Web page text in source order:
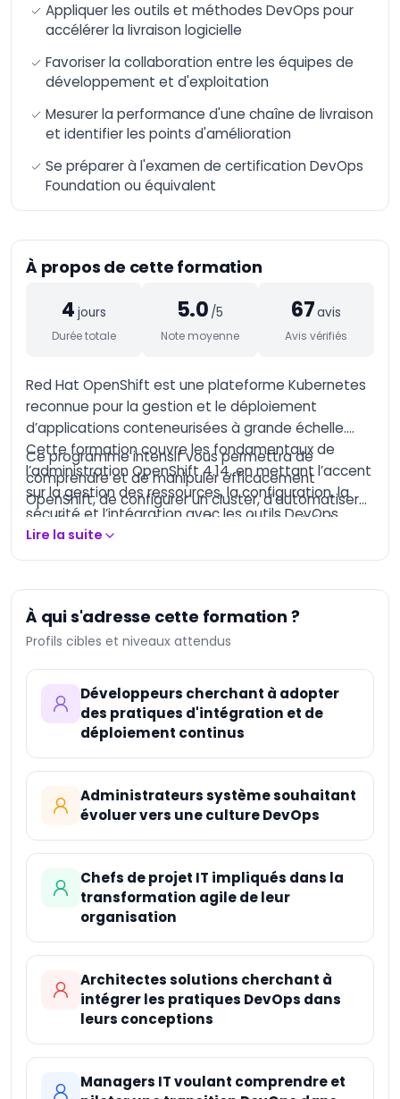
AI-Augmented HR
Manager
Finance Manager
AI-Augmented Supply
Software Engineer
AI-Augmented Project
AI-Augmented
AI-Augmented
Creative Manager
AI-Augmented Trainer
AI-Augmented HQSE
Manager
Databricks Certified
Machine Learning
Databricks Certified
Machine Learning
Professional
Appliquer les outils et méthodes DevOps pour
accélérer la livraison logicielle
Favoriser la collaboration entre les équipes de
développement et d'exploitation
Mesurer la performance d'une chaîne de livraison
et identifier les points d'amélioration
Se préparer à l'examen de certification DevOps
Foundation ou équivalent
À propos de cette formation
4 jours
Durée totale
5.0 /5
Note moyenne
67avis
Avis vérifiés
Red Hat OpenShift est une plateforme Kubernetes
reconnue pour la gestion et le déploiement
d’applications conteneurisées à grande échelle.
Cette formation couvre les fondamentaux de
l’administration OpenShift 4.14, en mettant l’accent
sur la gestion des ressources, la configuration, la
sécurité et l’intégration avec les outils DevOps
Ce programme intensif vous permettra de
comprendre et de manipuler efficacement
OpenShift, de configurer un cluster, d'automatiser
les déploiements et de renforcer la sécurité des
conteneurs dans un environnement de production.
Lire la suite
À qui s'adresse cette formation ?
Profils cibles et niveaux attendus
Développeurs cherchant à adopter
des pratiques d'intégration et de
déploiement continus
Administrateurs système souhaitant
évoluer vers une culture DevOps
Chefs de projet IT impliqués dans la
transformation agile de leur
organisation
Architectes solutions cherchant à
intégrer les pratiques DevOps dans
leurs conceptions
Managers IT voulant comprendre et